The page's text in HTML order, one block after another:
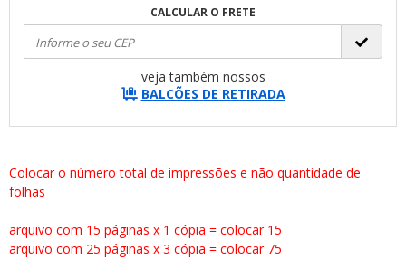
CALCULAR O FRETE
veja também nossos
BALCÕES DE RETIRADA
Colocar o número total de impressões e não quantidade de
folhas
arquivo com 15 páginas x 1 cópia = colocar 15
arquivo com 25 páginas x 3 cópia = colocar 75